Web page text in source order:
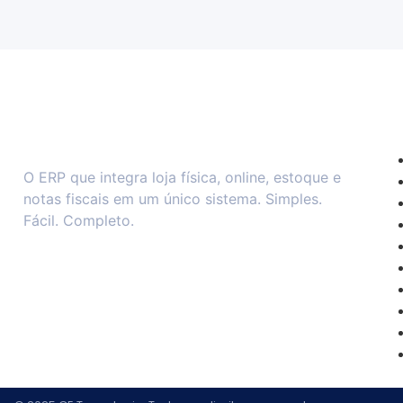
O ERP que integra loja física, online, estoque e
notas fiscais em um único sistema. Simples.
Fácil. Completo.